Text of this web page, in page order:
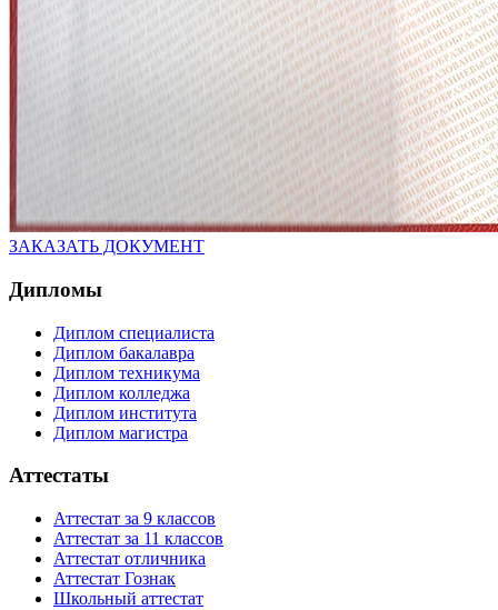
ЗАКАЗАТЬ ДОКУМЕНТ
Дипломы
Диплом специалиста
Диплом бакалавра
Диплом техникума
Диплом колледжа
Диплом института
Диплом магистра
Аттестаты
Аттестат за 9 классов
Аттестат за 11 классов
Аттестат отличника
Аттестат Гознак
Школьный аттестат